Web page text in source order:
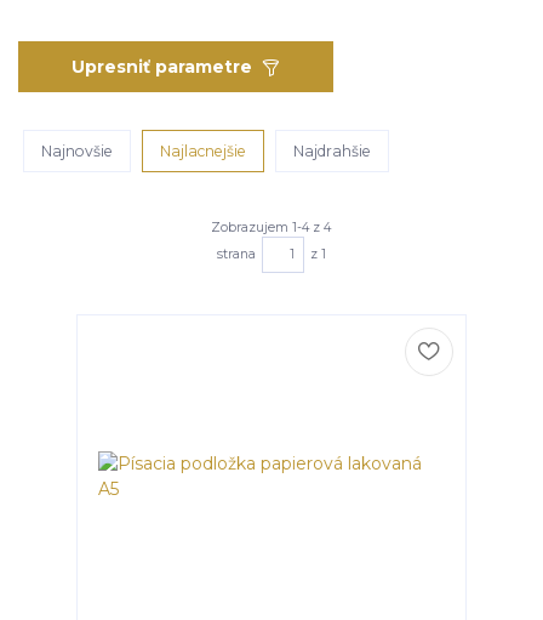
Upresniť parametre
Najnovšie Najlacnejšie Najdrahšie
Zobrazujem 1-4 z 4
strana
z 1